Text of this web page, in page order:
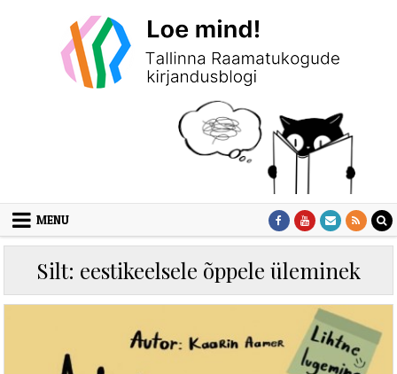
MENU
Silt: eestikeelsele õppele üleminek